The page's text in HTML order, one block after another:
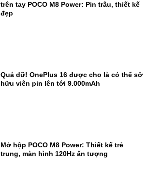
trên tay POCO M8 Power: Pin trâu, thiết kế
đẹp
Quá dữ! OnePlus 16 được cho là có thể sở
hữu viên pin lên tới 9.000mAh
Mở hộp POCO M8 Power: Thiết kế trẻ
trung, màn hình 120Hz ấn tượng